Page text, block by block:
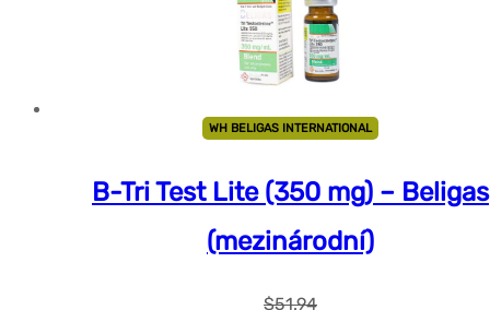
WH BELIGAS INTERNATIONAL
B-Tri Test Lite (350 mg) – Beligas
(mezinárodní)
$51.94